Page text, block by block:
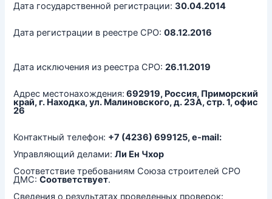
Дата государственной регистрации:30.04.2014
Дата регистрации в реестре СРО:08.12.2016
Дата исключения из реестра СРО:26.11.2019
Адрес местонахождения: 692919, Россия, Приморский
край, г. Находка, ул. Малиновского, д. 23А, стр. 1, офис
26
Контактный телефон: +7 (4236) 699125, e-mail:
Управляющий делами:Ли Ен Чхор
Соответствие требованиям Союза строителей СРО
ДМС:Соответствует.
Сведения о результатах проведенных проверок: